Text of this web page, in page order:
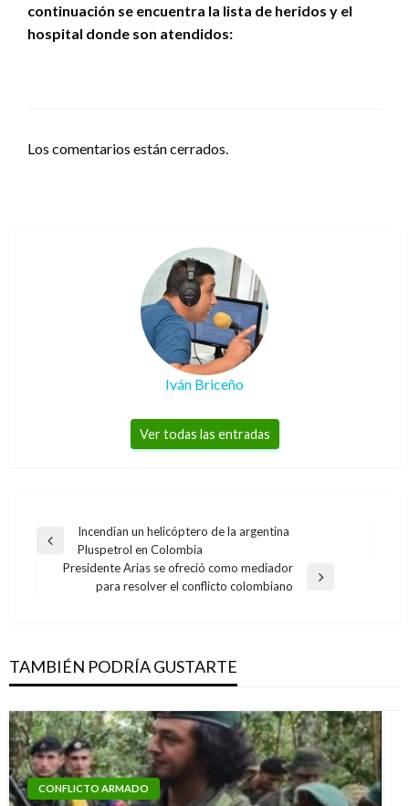
continuación se encuentra la lista de heridos y el
hospital donde son atendidos:
Los comentarios están cerrados.
Iván Briceño
Ver todas las entradas
Navegación
entradas
Entrada
anterior
Incendian un helicóptero de la argentina
Pluspetrol en Colombia
Presidente Arias se ofreció como mediador
para resolver el conflicto colombiano
TAMBIÉN PODRÍA GUSTARTE
CONFLICTO ARMADO